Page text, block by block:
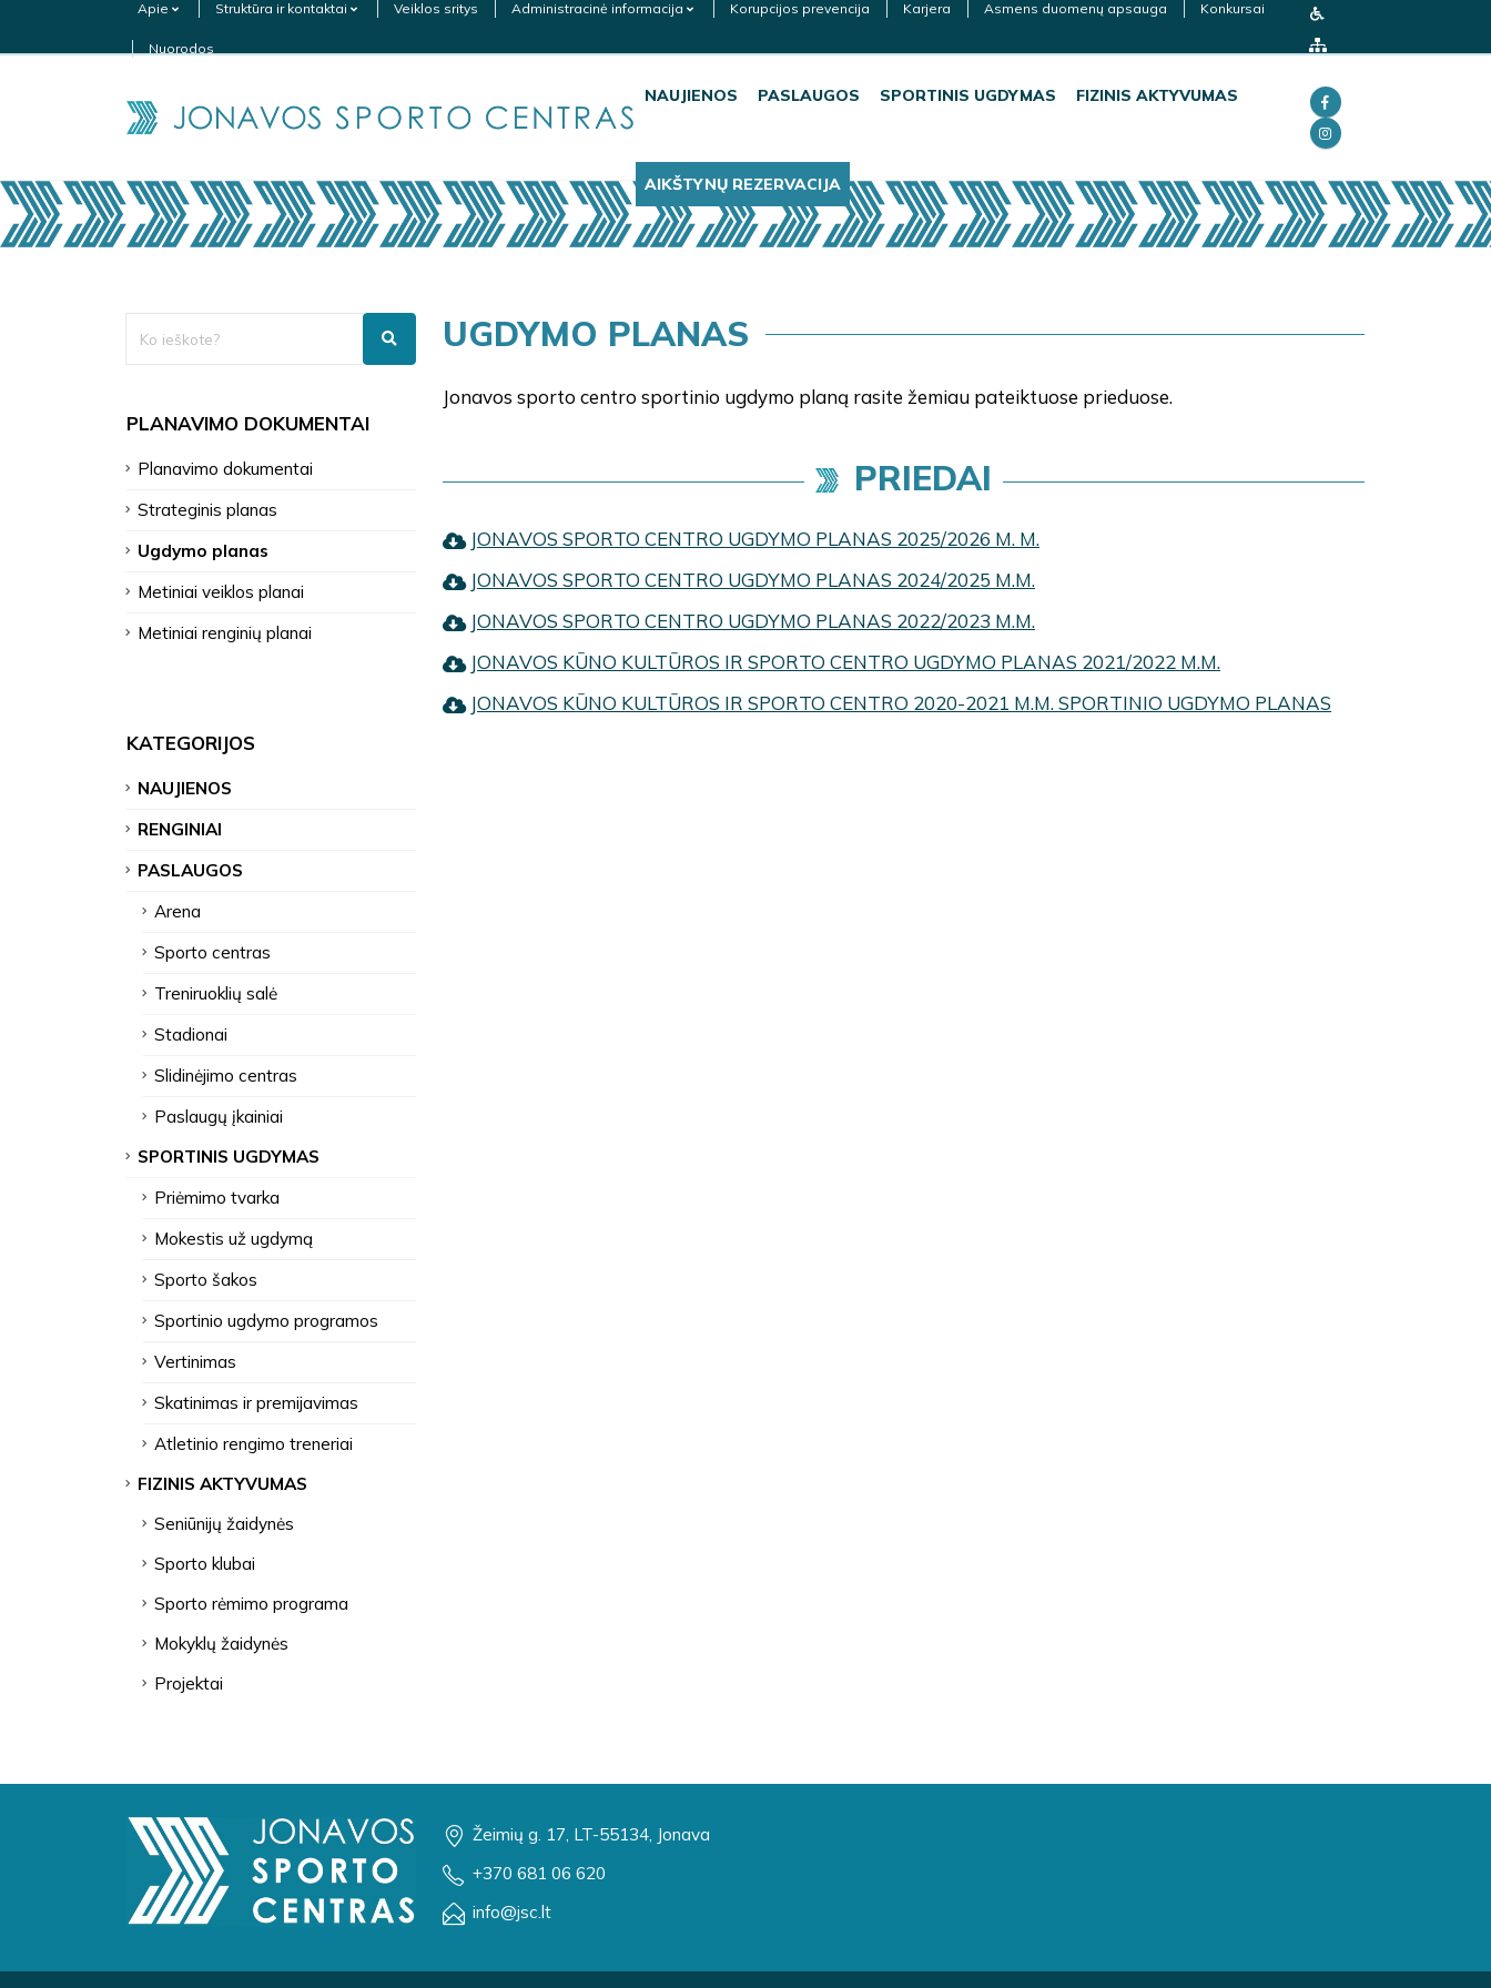
Apie Struktūra ir kontaktai Veiklos sritys Administracinė informacija Korupcijos prevencija Karjera Asmens duomenų apsauga Konkursai
Nuorodos
NAUJIENOS PASLAUGOS SPORTINIS UGDYMAS FIZINIS AKTYVUMAS
AIKŠTYNŲ REZERVACIJA
UGDYMO PLANAS
Jonavos sporto centro sportinio ugdymo planą rasite žemiau pateiktuose prieduose.
PRIEDAI
JONAVOS SPORTO CENTRO UGDYMO PLANAS 2025/2026 M. M.
JONAVOS SPORTO CENTRO UGDYMO PLANAS 2024/2025 M.M.
JONAVOS SPORTO CENTRO UGDYMO PLANAS 2022/2023 M.M.
JONAVOS KŪNO KULTŪROS IR SPORTO CENTRO UGDYMO PLANAS 2021/2022 M.M.
JONAVOS KŪNO KULTŪROS IR SPORTO CENTRO 2020-2021 M.M. SPORTINIO UGDYMO PLANAS
PLANAVIMO DOKUMENTAI
Planavimo dokumentai
Strateginis planas
Ugdymo planas
Metiniai veiklos planai
Metiniai renginių planai
KATEGORIJOS
NAUJIENOS
RENGINIAI
PASLAUGOS
Arena
Sporto centras
Treniruoklių salė
Stadionai
Slidinėjimo centras
Paslaugų įkainiai
SPORTINIS UGDYMAS
Priėmimo tvarka
Mokestis už ugdymą
Sporto šakos
Sportinio ugdymo programos
Vertinimas
Skatinimas ir premijavimas
Atletinio rengimo treneriai
FIZINIS AKTYVUMAS
Seniūnijų žaidynės
Sporto klubai
Sporto rėmimo programa
Mokyklų žaidynės
Projektai
Žeimių g. 17, LT-55134, Jonava
+370 681 06 620
info@jsc.lt